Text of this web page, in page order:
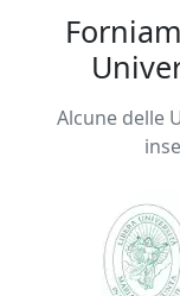
extra prima
Alcune delle